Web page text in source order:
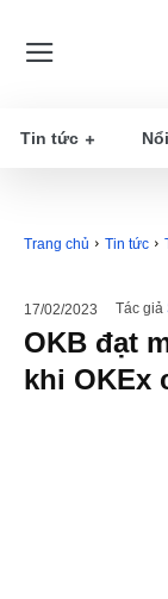
Tin tức
Trang chủ Tin tức
17/02/2023 Tác giả
OKB đạt
khi OKEx